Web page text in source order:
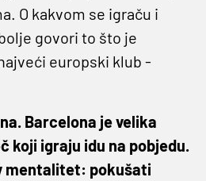
O kakvom se igraču i
govori to što je
europski klub -
Barcelona je velika
koji igraju idu na pobjedu.
mentalitet: pokušati